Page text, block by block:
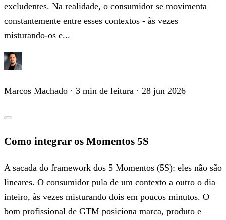
excludentes. Na realidade, o consumidor se movimenta
constantemente entre esses contextos - às vezes
misturando-os e...
Marcos Machado · 3 min de leitura · 28 jun 2026
Como integrar os Momentos 5S
A sacada do framework dos 5 Momentos (5S): eles não são
lineares. O consumidor pula de um contexto a outro o dia
inteiro, às vezes misturando dois em poucos minutos. O
bom profissional de GTM posiciona marca, produto e